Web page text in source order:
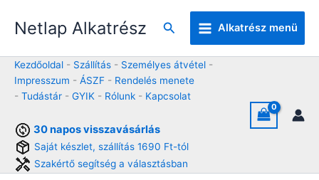
Netlap Alkatrész Keresés Alkatrész menü
Kezdőoldal - Szállítás - Személyes átvétel -
Impresszum - ÁSZF - Rendelés menete
- Tudástár - GYIK - Rólunk - Kapcsolat
30 napos visszavásárlás
Saját készlet, szállítás 1690 Ft-tól
Szakértő segítség a választásban